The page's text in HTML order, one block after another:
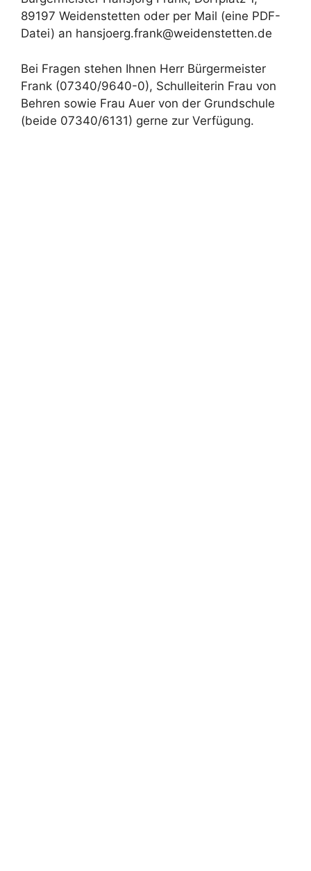
89197 Weidenstetten oder per Mail (eine PDF-
Datei) an hansjoerg.frank@weidenstetten.de
Bei Fragen stehen Ihnen Herr Bürgermeister
Frank (07340/9640-0), Schulleiterin Frau von
Behren sowie Frau Auer von der Grundschule
(beide 07340/6131) gerne zur Verfügung.